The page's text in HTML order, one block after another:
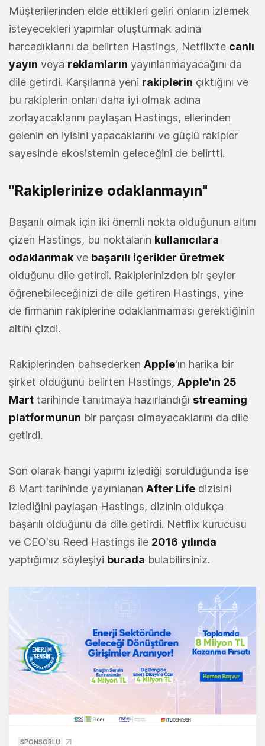
Müşterilerinden elde ettikleri geliri onların izlemek
isteyecekleri yapımlar oluşturmak adına
harcadıklarını da belirten Hastings, Netflix’te canlı
yayın veya reklamların yayınlanmayacağını da
dile getirdi. Karşılarına yeni rakiplerin çıktığını ve
bu rakiplerin onları daha iyi olmak adına
zorlayacaklarını paylaşan Hastings, ellerinden
gelenin en iyisini yapacaklarını ve güçlü rakipler
sayesinde ekosistemin geleceğini de belirtti.
"Rakiplerinize odaklanmayın"
Başarılı olmak için iki önemli nokta olduğunun altını
çizen Hastings, bu noktaların kullanıcılara
odaklanmak ve başarılı içerikler üretmek
olduğunu dile getirdi. Rakiplerinizden bir şeyler
öğrenebileceğinizi de dile getiren Hastings, yine
de firmanın rakiplerine odaklanmaması gerektiğinin
altını çizdi.
Rakiplerinden bahsederken Apple'ın harika bir
şirket olduğunu belirten Hastings, Apple'ın 25
Mart tarihinde tanıtmaya hazırlandığı streaming
platformunun bir parçası olmayacaklarını da dile
getirdi.
Son olarak hangi yapımı izlediği sorulduğunda ise
8 Mart tarihinde yayınlanan After Life dizisini
izlediğini paylaşan Hastings, dizinin oldukça
başarılı olduğunu da dile getirdi. Netflix kurucusu
ve CEO'su Reed Hastings ile 2016 yılında
yaptığımız söyleşiyi burada bulabilirsiniz.
SPONSORLU